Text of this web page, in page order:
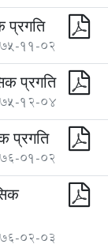
प्रगति
11-02
प्रगति
12-04
प्रगति
01-02
02-03